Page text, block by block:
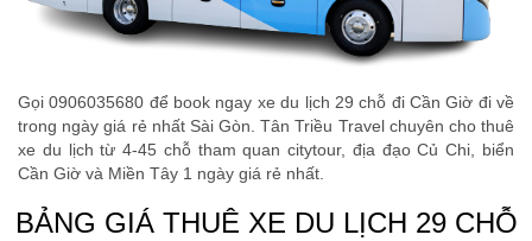
Gọi 0906035680 để book ngay xe du lịch 29 chỗ đi Cần Giờ đi về
trong ngày giá rẻ nhất Sài Gòn. Tân Triều Travel chuyên cho thuê
xe du lịch từ 4-45 chỗ tham quan citytour, địa đạo Củ Chi, biển
Cần Giờ và Miền Tây 1 ngày giá rẻ nhất.
BẢNG GIÁ THUÊ XE DU LỊCH 29 CHỖ